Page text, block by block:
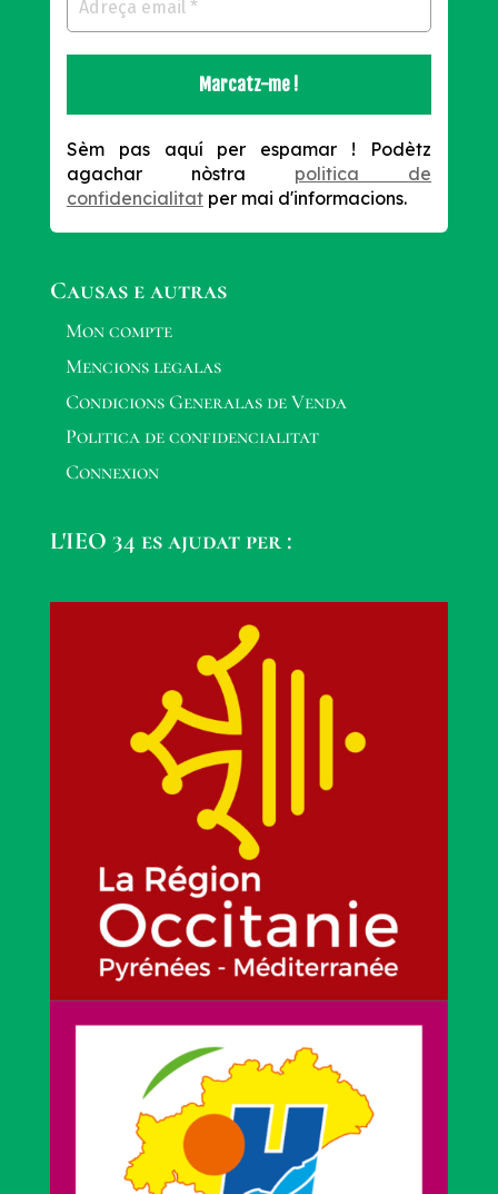
Sèm pas aquí per espamar !
Podètz
agachar nòstra politica de
confidencialitatper mai d'informacions.
Causas e autras
Mon compte
Mencions legalas
Condicions Generalas de Venda
Politica de confidencialitat
Connexion
L'IEO 34 es ajudat per :